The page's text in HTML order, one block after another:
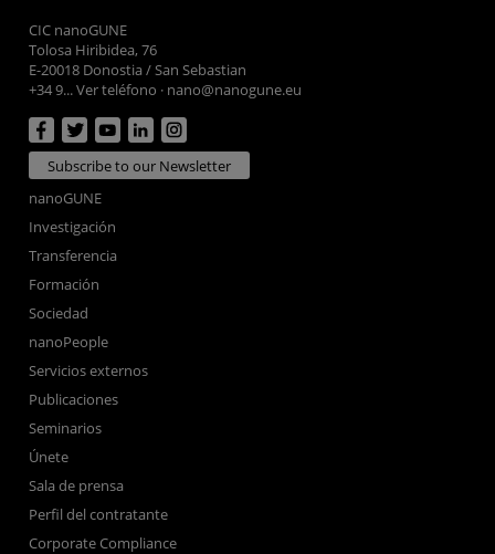
CIC nanoGUNE
Tolosa Hiribidea, 76
E-20018 Donostia / San Sebastian
+34 9... Ver teléfono · nano@nanogune.eu
Subscribe to our Newsletter
nanoGUNE
Investigación
Transferencia
Formación
Sociedad
nanoPeople
Servicios externos
Publicaciones
Seminarios
Únete
Sala de prensa
Perfil del contratante
Corporate Compliance